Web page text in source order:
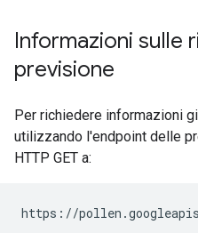
Informazioni sulle
previsione
Per richiedere informazioni
utilizzando l'endpoint delle
HTTP GET a:
https://